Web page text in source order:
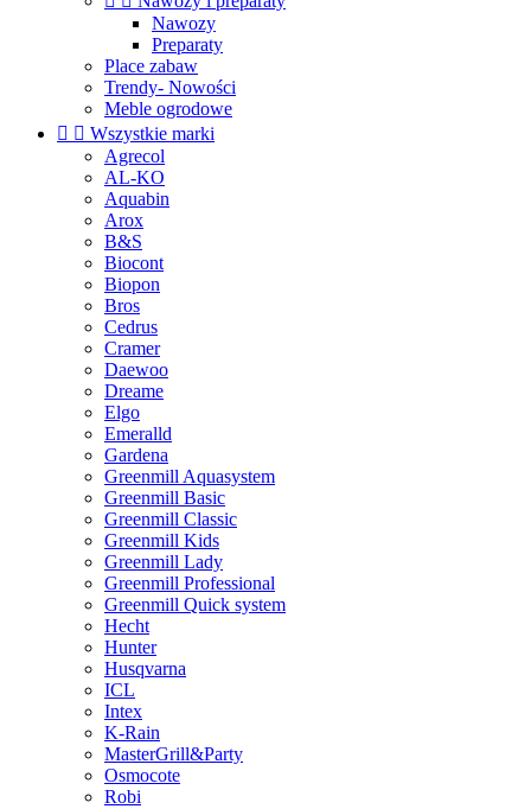
Nawozy
Preparaty
Place zabaw
Trendy- Nowości
Meble ogrodowe
  Wszystkie marki
Agrecol
AL-KO
Aquabin
Arox
B&S
Biocont
Biopon
Bros
Cedrus
Cramer
Daewoo
Dreame
Elgo
Emeralld
Gardena
Greenmill Aquasystem
Greenmill Basic
Greenmill Classic
Greenmill Kids
Greenmill Lady
Greenmill Professional
Greenmill Quick system
Hecht
Hunter
Husqvarna
ICL
Intex
K-Rain
MasterGrill&Party
Osmocote
Robi